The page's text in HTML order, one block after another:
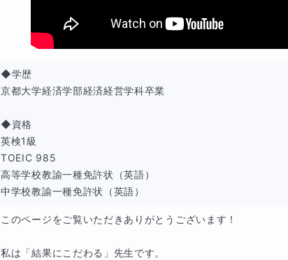
◆学歴
京都大学経済学部経済経営学科卒業
◆資格
英検1級
TOEIC 985
高等学校教諭一種免許状（英語）
中学校教諭一種免許状（英語）
このページをご覧いただきありがとうございます！
私は「結果にこだわる」先生です。